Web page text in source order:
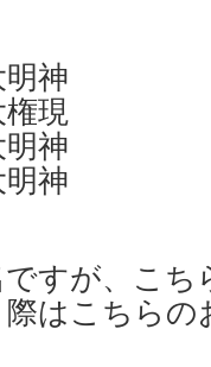
神
現
神
神
すが、こち
はこちら